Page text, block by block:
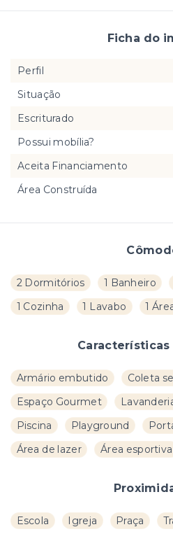
2 Dormitórios 1 Banheiro
1 Cozinha
1 Lavabo 1
Características
Armário embutido
Coleta
Espaço Gourmet
Piscina
Playground
Área de lazer
Área esportiva
Escola Igreja Praça
Ficha do
Perfil
Situação
Escriturado
Possui mobília?
Aceita Financiamento
Área Construída